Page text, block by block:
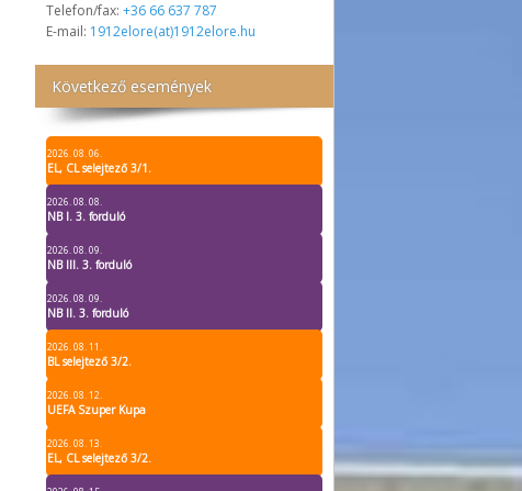
Telefon/fax: +36 66 637 787
E-mail: 1912elore(at)1912elore.hu
Következő események
2026. 08. 06.
EL, CL selejtező 3/1.
2026. 08. 08.
NB I. 3. forduló
2026. 08. 09.
NB III. 3. forduló
2026. 08. 09.
NB II. 3. forduló
2026. 08. 11.
BL selejtező 3/2.
2026. 08. 12.
UEFA Szuper Kupa
2026. 08. 13.
EL, CL selejtező 3/2.